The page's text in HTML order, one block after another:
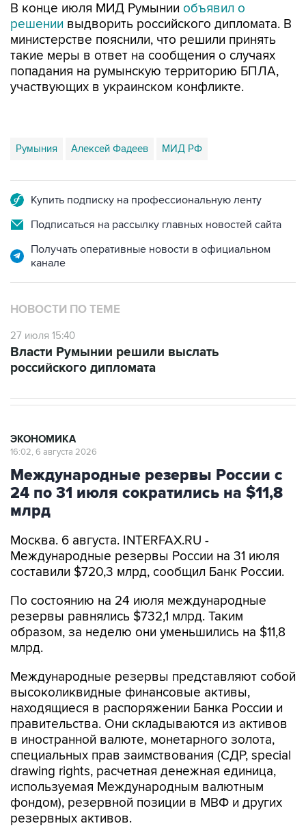
В конце июля МИД Румынии объявил о
решении выдворить российского дипломата. В
министерстве пояснили, что решили принять
такие меры в ответ на сообщения о случаях
попадания на румынскую территорию БПЛА,
участвующих в украинском конфликте.
Румыния Алексей Фадеев МИД РФ
Купить подписку на профессиональную ленту
Подписаться на рассылку главных новостей сайта
Получать оперативные новости в официальном
канале
НОВОСТИ ПО ТЕМЕ
27 июля 15:40
Власти Румынии решили выслать
российского дипломата
ЭКОНОМИКА
16:02, 6 августа 2026
Международные резервы России с
24 по 31 июля сократились на $11,8
млрд
Москва. 6 августа. INTERFAX.RU -
Международные резервы России на 31 июля
составили $720,3 млрд, сообщил Банк России.
По состоянию на 24 июля международные
резервы равнялись $732,1 млрд. Таким
образом, за неделю они уменьшились на $11,8
млрд.
Международные резервы представляют собой
высоколиквидные финансовые активы,
находящиеся в распоряжении Банка России и
правительства. Они складываются из активов
в иностранной валюте, монетарного золота,
специальных прав заимствования (СДР, special
drawing rights, расчетная денежная единица,
используемая Международным валютным
фондом), резервной позиции в МВФ и других
резервных активов.